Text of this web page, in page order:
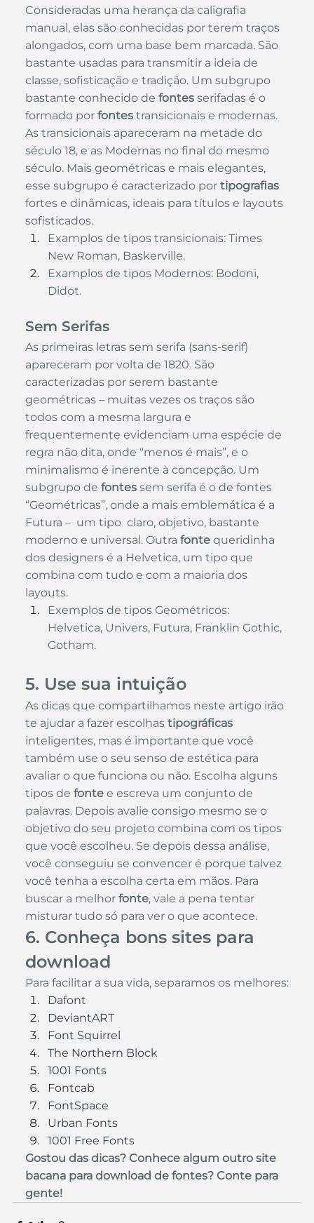
Consideradas uma herança da caligrafia
manual, elas são conhecidas por terem traços
alongados, com uma base bem marcada. São
bastante usadas para transmitir a ideia de
classe, sofisticação e tradição. Um subgrupo
bastante conhecido de fontes serifadas é o
formado por fontes transicionais e modernas.
As transicionais apareceram na metade do
século 18, e as Modernas no final do mesmo
século. Mais geométricas e mais elegantes,
esse subgrupo é caracterizado por tipografias
fortes e dinâmicas, ideais para títulos e layouts
sofisticados.
Examplos de tipos transicionais: Times
New Roman, Baskerville.
Examplos de tipos Modernos: Bodoni,
Didot.
Sem Serifas
As primeiras letras sem serifa (sans-serif)
apareceram por volta de 1820. São
caracterizadas por serem bastante
geométricas – muitas vezes os traços são
todos com a mesma largura e
frequentemente evidenciam uma espécie de
regra não dita, onde “menos é mais”, e o
minimalismo é inerente à concepção. Um
subgrupo de fontes sem serifa é o de fontes
“Geométricas”, onde a mais emblemática é a
Futura –  um tipo  claro, objetivo, bastante
moderno e universal. Outra fonte queridinha
dos designers é a Helvetica, um tipo que
combina com tudo e com a maioria dos
layouts.
Exemplos de tipos Geométricos:
Helvetica, Univers, Futura, Franklin Gothic,
Gotham.
5. Use sua intuição
As dicas que compartilhamos neste artigo irão
te ajudar a fazer escolhas tipográficas
inteligentes, mas é importante que você
também use o seu senso de estética para
avaliar o que funciona ou não. Escolha alguns
tipos de fonte e escreva um conjunto de
palavras. Depois avalie consigo mesmo se o
objetivo do seu projeto combina com os tipos
que você escolheu. Se depois dessa análise,
você conseguiu se convencer é porque talvez
você tenha a escolha certa em mãos. Para
buscar a melhor fonte, vale a pena tentar
misturar tudo só para ver o que acontece.
6. Conheça bons sites para
download
Para facilitar a sua vida, separamos os melhores:
Dafont
DeviantART
Font Squirrel
The Northern Block
1001 Fonts
Fontcab
FontSpace
Urban Fonts
1001 Free Fonts
Gostou das dicas? Conhece algum outro site
bacana para download de fontes? Conte para
gente!